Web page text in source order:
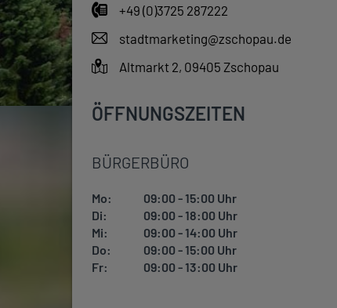
+49 (0)3725 287222
stadtmarketing@zschopau.de
Altmarkt 2, 09405 Zschopau
ÖFFNUNGSZEITEN
BÜRGERBÜRO
Mo:
09:00 - 15:00 Uhr
Di:
09:00 - 18:00 Uhr
Mi:
09:00 - 14:00 Uhr
Do:
09:00 - 15:00 Uhr
Fr:
09:00 - 13:00 Uhr